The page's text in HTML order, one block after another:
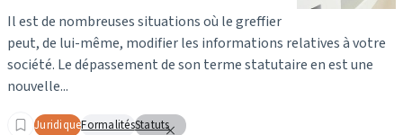
Il est de nombreuses situations où le greffier
peut, de lui-même, modifier les informations relatives à votre
société. Le dépassement de son terme statutaire en est une
nouvelle...
JuridiqueFormalitésStatuts